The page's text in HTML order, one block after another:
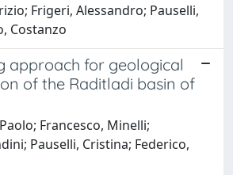
Frigeri, Alessandro; Pauselli,
Costanzo
approach for geological
of the Raditladi basin of
Francesco, Minelli;
Pauselli, Cristina; Federico,